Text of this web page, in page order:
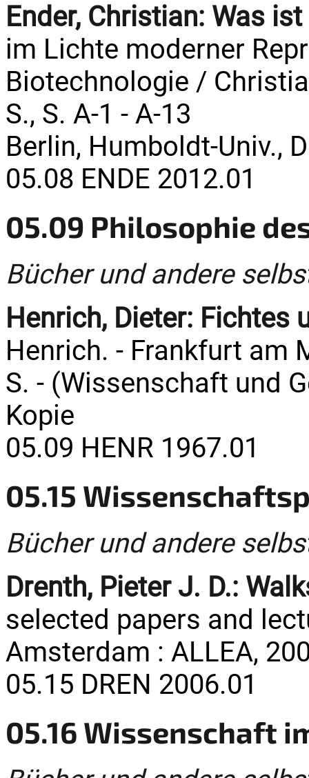
Ender, Christian: Was ist
im Lichte moderner
Biotechnologie /
S., S. A-1 - A-13
Berlin, Humboldt-Univ.,
05.08 ENDE 2012.01
05.09 Philosophie
Bücher und andere
Henrich, Dieter: Fichtes
Henrich. - Frankfurt am
S. - (Wissenschaft und
Kopie
05.09 HENR 1967.01
05.15
Bücher und andere
Drenth, Pieter J. D.:
selected papers and
Amsterdam : ALLEA,
05.15 DREN 2006.01
05.16 Wissenschaft